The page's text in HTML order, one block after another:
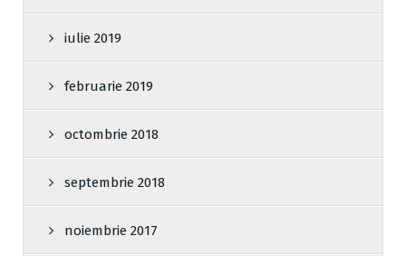
iulie 2019
februarie 2019
octombrie 2018
septembrie 2018
noiembrie 2017